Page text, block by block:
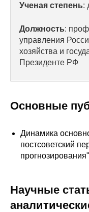
Сотрудники
Научная жизнь
Ученая степень:
Должность:
управления
хозяйства и
Президенте РФ
Основные
Динамика
постсоветский
Научные